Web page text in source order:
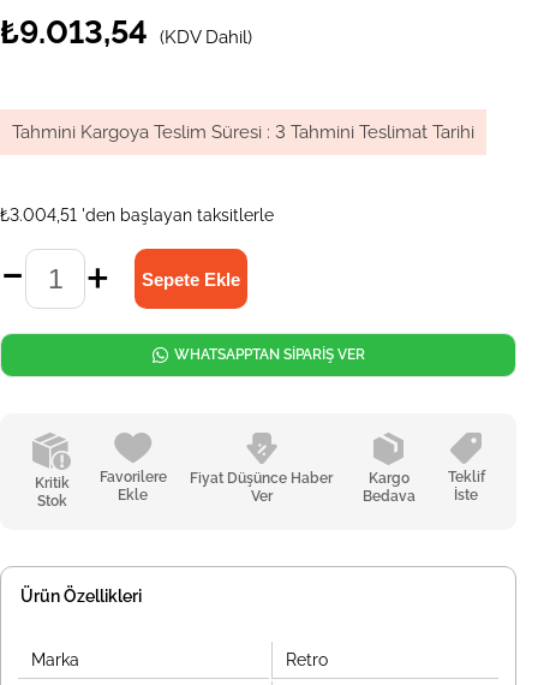
₺9.013,54 (KDV Dahil)
Tahmini Kargoya Teslim Süresi : 3 Tahmini Teslimat Tarihi
₺3.004,51 'den başlayan taksitlerle
Kritik
Stok
Favorilere
Ekle
Fiyat Düşünce Haber
Ver
Kargo
Bedava
Teklif
İste
WHATSAPPTAN SİPARİŞ VER
Ürün Özellikleri
Marka Retro